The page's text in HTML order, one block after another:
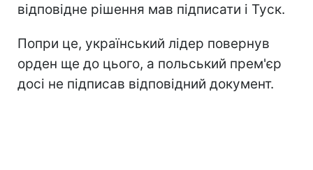
відповідне рішення мав підписати і Туск.
Попри це, український лідер повернув
орден ще до цього, а польський прем'єр
досі не підписав відповідний документ.